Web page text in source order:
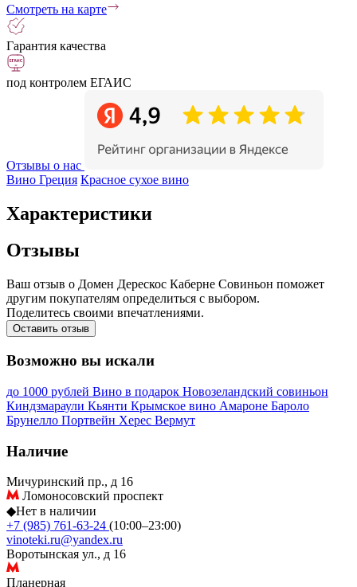
Смотреть на карте
Гарантия качества
под контролем ЕГАИС
Отзывы о нас
Вино Греция Красное сухое вино
Характеристики
Отзывы
Ваш отзыв о Домен Дерескос Каберне Совиньон поможет
другим покупателям определиться с выбором.
Поделитесь своими впечатлениями.
Оставить отзыв
Возможно вы искали
до 1000 рублей Вино в подарок Новозеландский совиньон
Киндзмараули Кьянти Крымское вино Амароне Бароло
Брунелло Портвейн Херес Вермут
Наличие
Мичуринский пр., д 16
Ломоносовский проспект
◆Нет в наличии
+7 (985) 761-63-24 (10:00–23:00)
vinoteki.ru@yandex.ru
Воротынская ул., д 16
Планерная